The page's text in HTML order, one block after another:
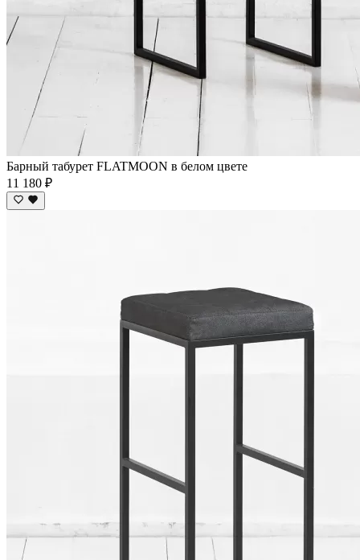
Барный табурет FLATMOON в белом цвете
11 180 ₽